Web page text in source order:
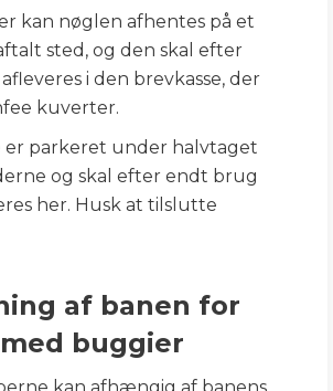
kan nøglen afhentes på et
sted, og den skal efter
i den brevkasse, der
kuverter.
er parkeret under halvtaget
og skal efter endt brug
her. Husk at tilslutte
af banen for
buggier